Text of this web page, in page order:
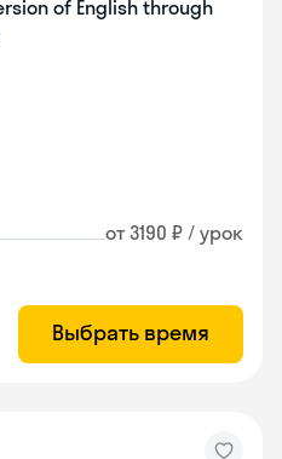
of English through
от 3190 ₽ / урок
Выбрать время